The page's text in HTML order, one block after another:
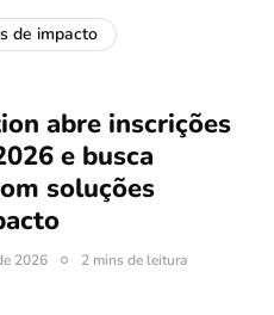
de impacto
abre inscrições
e busca
soluções
2026 2 mins de leitura